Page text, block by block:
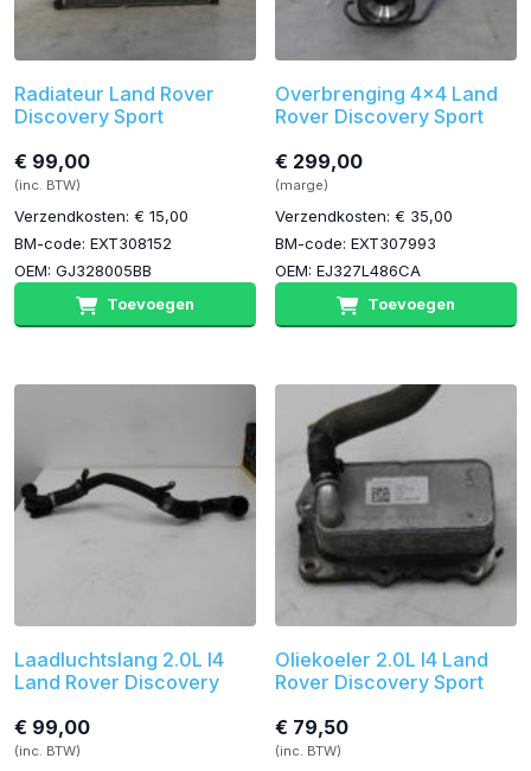
Radiateur Land Rover
Discovery Sport
€ 99,00
(inc. BTW)
Verzendkosten: € 15,00
BM-code: EXT308152
OEM: GJ328005BB
Toevoegen
Overbrenging 4x4 Land
Rover Discovery Sport
€ 299,00
(marge)
Verzendkosten: € 35,00
BM-code: EXT307993
OEM: EJ327L486CA
Toevoegen
Laadluchtslang 2.0L I4
Land Rover Discovery
€ 99,00
(inc. BTW)
Oliekoeler 2.0L I4 Land
Rover Discovery Sport
€ 79,50
(inc. BTW)